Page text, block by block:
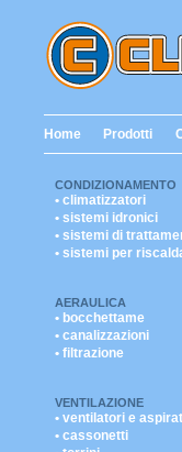
Home Prodotti
CONDIZIONAMENTO
• climatizzatori
• sistemi idronici
• sistemi di
• sistemi per
AERAULICA
• bocchettame
• canalizzazioni
• filtrazione
VENTILAZIONE
• ventilatori e
• cassonetti